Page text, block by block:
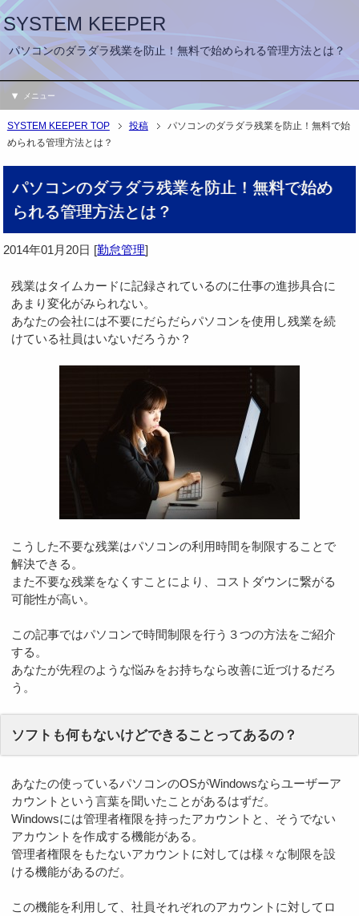
SYSTEM KEEPER
パソコンのダラダラ残業を防止！無料で始められる管理方法とは？
メニュー
SYSTEM KEEPER TOP 投稿
パソコンのダラダラ残業を防止！無料で始
められる管理方法とは？
パソコンのダラダラ残業を防止！無料で始め
られる管理方法とは？
2014年01月20日 [勤怠管理]
残業はタイムカードに記録されているのに仕事の進捗具合に
あまり変化がみられない。
あなたの会社には不要にだらだらパソコンを使用し残業を続
けている社員はいないだろうか？
こうした不要な残業はパソコンの利用時間を制限することで
解決できる。
また不要な残業をなくすことにより、コストダウンに繋がる
可能性が高い。
この記事ではパソコンで時間制限を行う３つの方法をご紹介
する。
あなたが先程のような悩みをお持ちなら改善に近づけるだろ
う。
ソフトも何もないけどできることってあるの？
あなたの使っているパソコンのOSがWindowsならユーザーア
カウントという言葉を聞いたことがあるはずだ。
Windowsには管理者権限を持ったアカウントと、そうでない
アカウントを作成する機能がある。
管理者権限をもたないアカウントに対しては様々な制限を設
ける機能があるのだ。
この機能を利用して、社員それぞれのアカウントに対してロ